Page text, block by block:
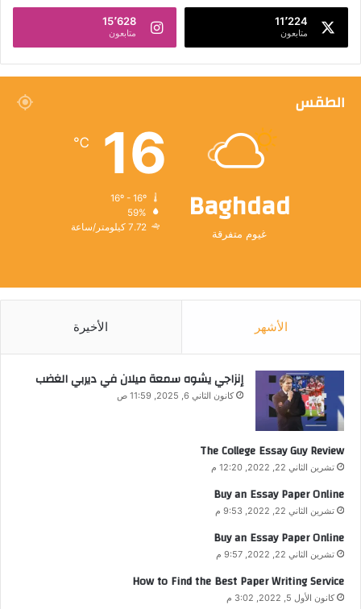
11٬224
متابعون
15٬628
متابعون
الطقس
Baghdad
غيوم متفرقة
16
℃
59%
7.72 كيلومتر/ساعة
الأشهر الأخيرة
إنزاجي يشوه سمعة ميلان في ديربي الغضب
كانون الثاني 6, 2025, 11:59 ص
The College Essay Guy Review
تشرين الثاني 22, 2022, 12:20 م
Buy an Essay Paper Online
تشرين الثاني 22, 2022, 9:53 م
Buy an Essay Paper Online
تشرين الثاني 22, 2022, 9:57 م
How to Find the Best Paper Writing Service
كانون الأول 5, 2022, 3:02 م